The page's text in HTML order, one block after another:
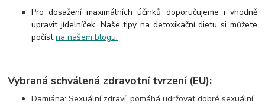
Pro dosažení maximálních účinků doporučujeme i vhodně
upravit jídelníček. Naše tipy na detoxikační dietu si můžete
počístna našem blogu.
Vybraná schválená zdravotní tvrzení (EU):
Damiána: Sexuální zdraví, pomáhá udržovat dobré sexuální